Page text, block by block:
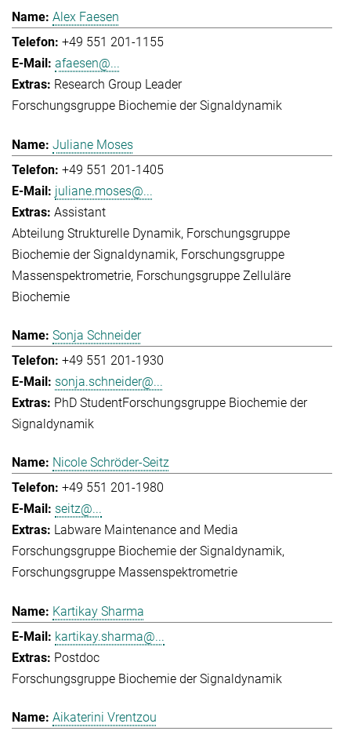
Alex Faesen
+49 551 201-1155
afaesen@...
Research Group Leader
Forschungsgruppe Biochemie der Signaldynamik
Juliane Moses
+49 551 201-1405
juliane.moses@...
Assistant
Abteilung Strukturelle Dynamik Forschungsgruppe
Biochemie der Signaldynamik Forschungsgruppe
Massenspektrometrie Forschungsgruppe Zelluläre
Biochemie
Sonja Schneider
+49 551 201-1930
sonja.schneider@...
PhD StudentForschungsgruppe Biochemie der
Signaldynamik
Nicole Schröder-Seitz
+49 551 201-1980
seitz@...
Labware Maintenance and Media
Forschungsgruppe Biochemie der Signaldynamik
Forschungsgruppe Massenspektrometrie
Kartikay Sharma
kartikay.sharma@...
Postdoc
Forschungsgruppe Biochemie der Signaldynamik
Aikaterini Vrentzou